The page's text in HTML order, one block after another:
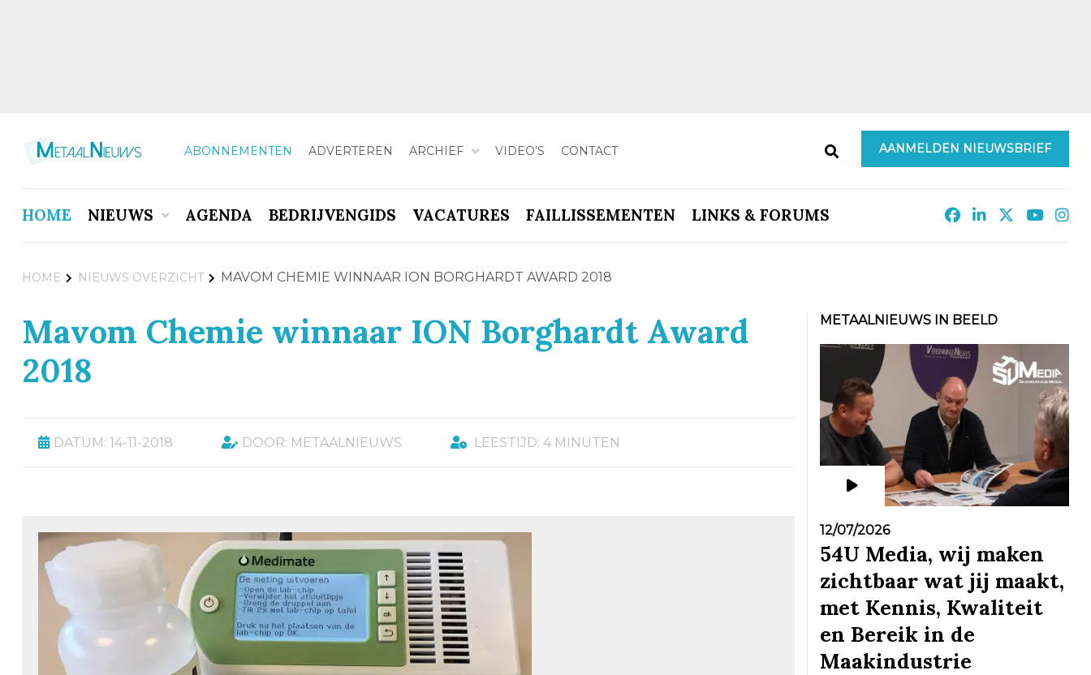
ABONNEMENTEN ADVERTEREN ARCHIEF VIDEO’S CONTACT AANMELDEN NIEUWSBRIEF
HOME NIEUWS AGENDA BEDRIJVENGIDS VACATURES FAILLISSEMENTEN LINKS & FORUMS
HOME NIEUWS OVERZICHT MAVOM CHEMIE WINNAAR ION BORGHARDT AWARD 2018
Mavom Chemie winnaar ION Borghardt Award
2018
DATUM: 14-11-2018 DOOR: METAALNIEUWS LEESTIJD: 4 MINUTEN
METAALNIEUWS IN BEELD
12/07/2026
54U Media, wij maken
zichtbaar wat jij maakt,
met Kennis, Kwaliteit
en Bereik in de
Maakindustrie